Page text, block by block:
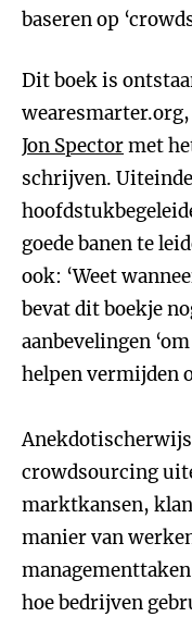
baseren op
Dit boek is
Jon Spectormet
schrijven.
goede banen te
ook: ‘Weet
bevat dit boekje
aanbevelingen
helpen vermijden
crowdsourcing
marktkansen,
manier van
hoe bedrijven